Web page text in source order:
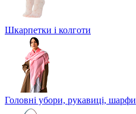
Шкарпетки і колготи
Головні убори, рукавиці, шарфи